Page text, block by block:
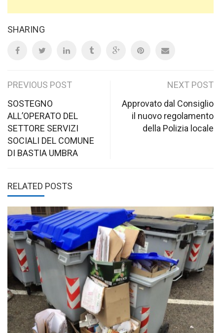
SHARING
Post
navigation
PREVIOUS POST
SOSTEGNO
ALL’OPERATO DEL
SETTORE SERVIZI
SOCIALI DEL COMUNE
DI BASTIA UMBRA
NEXT POST
Approvato dal Consiglio
il nuovo regolamento
della Polizia locale
RELATED POSTS